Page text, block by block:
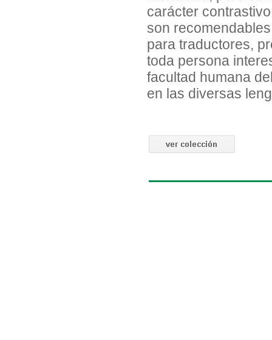
carácter
son
para traductores,
toda persona
facultad humana
en las diversas